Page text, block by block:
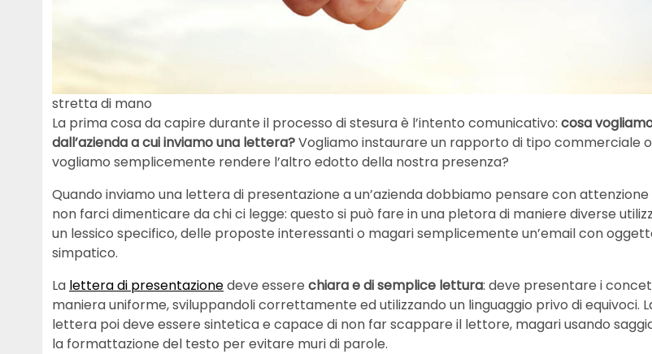
stretta di mano
La prima cosa da capire durante il processo di stesura è l’intento comunicativo: cosa
dall’azienda a cui inviamo una lettera?Vogliamo instaurare un rapporto di tipo commerciale o
vogliamo semplicemente rendere l’altro edotto della nostra presenza?
Quando inviamo una lettera di presentazione a un’azienda dobbiamo pensare con
non farci dimenticare da chi ci legge: questo si può fare in una pletora di maniere diverse
un lessico specifico, delle proposte interessanti o magari semplicemente un’email con
simpatico.
La lettera di presentazionedeve essere chiara e di semplice lettura: deve presentare i
maniera uniforme, sviluppandoli correttamente ed utilizzando un linguaggio privo di equivoci.
lettera poi deve essere sintetica e capace di non far scappare il lettore, magari usando
la formattazione del testo per evitare muri di parole.